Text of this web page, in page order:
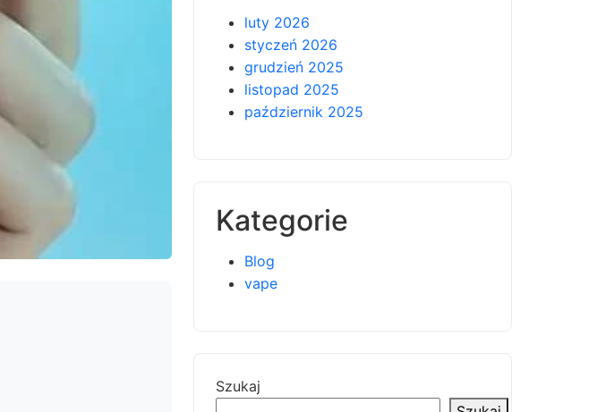
luty 2026
styczeń 2026
grudzień 2025
listopad 2025
październik 2025
Kategorie
Blog
vape
Szukaj